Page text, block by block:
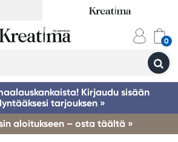
Kirjaudu sisään
tarjouksen »
aloitukseen – osta täältä »